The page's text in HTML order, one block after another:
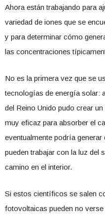
Ahora están trabajando para
variedad de iones que se
y para determinar cómo
las concentraciones
No es la primera vez que se
tecnologías de energía solar:
del Reino Unido pudo crear
muy eficaz para absorber el
eventualmente podría
pueden trabajar con la luz del
camino en el interior.
Si estos científicos se salen
fotovoltaicas pueden no